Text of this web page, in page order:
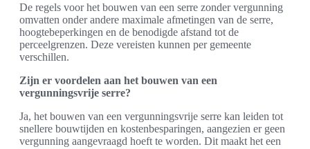
De regels voor het bouwen van een serre zonder vergunning
omvatten onder andere maximale afmetingen van de serre,
hoogtebeperkingen en de benodigde afstand tot de
perceelgrenzen. Deze vereisten kunnen per gemeente
verschillen.
Zijn er voordelen aan het bouwen van een
vergunningsvrije serre?
Ja, het bouwen van een vergunningsvrije serre kan leiden tot
snellere bouwtijden en kostenbesparingen, aangezien er geen
vergunning aangevraagd hoeft te worden. Dit maakt het een